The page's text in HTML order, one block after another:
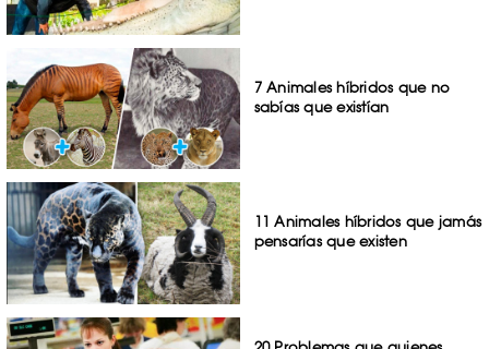
7 Animales híbridos que no
sabías que existían
11 Animales híbridos que jamás
pensarías que existen